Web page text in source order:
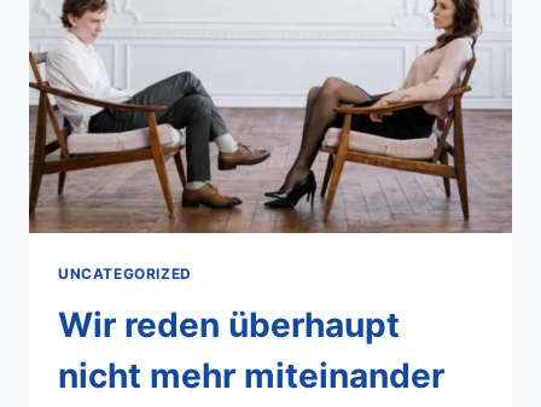
UNCATEGORIZED
Wir reden überhaupt
nicht mehr miteinander